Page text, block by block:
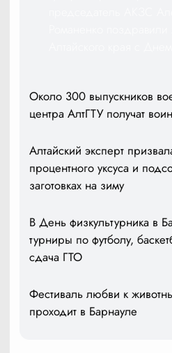
Около 300 выпускников
центра АлтГТУ получат
Алтайский эксперт
процентного уксуса и
заготовках на зиму
В День физкультурника в
турниры по футболу,
сдача ГТО
Фестиваль любви к
проходит в Барнауле